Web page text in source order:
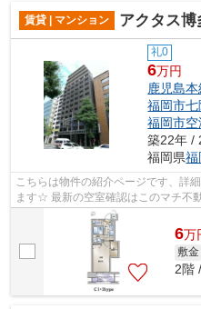
賃貸 | マンション アクタス
礼0
6万円
鹿児島本
福岡市七
福岡市空
築22年 /
福岡県福
こちらは物件の紹介ページです、詳
ます☆ 最新の空室確認はこのマチ不
す！迅速に対応致します！！！！！♪
6万
敷金
2階